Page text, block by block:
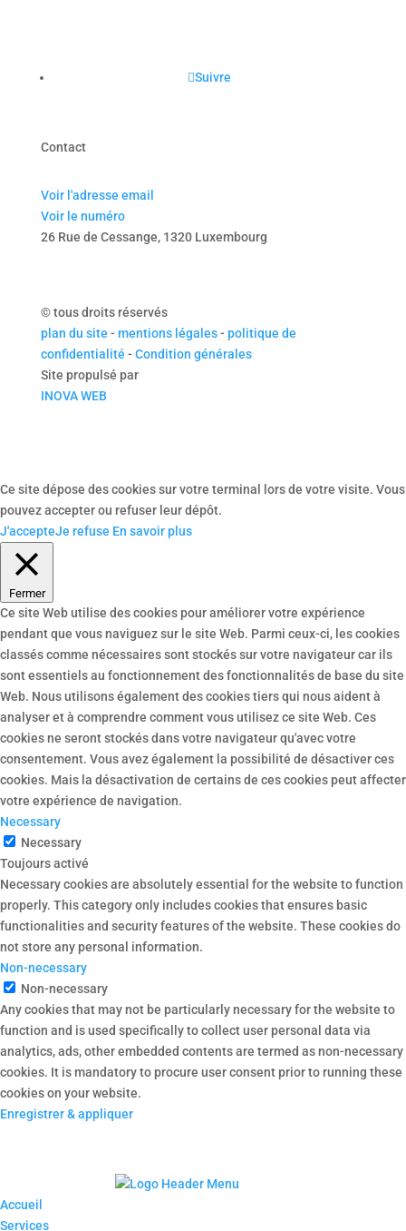
Suivre
Contact
Voir l'adresse email
Voir le numéro
26 Rue de Cessange, 1320 Luxembourg
© tous droits réservés
plan du site -mentions légales-politique de
confidentialité -Condition générales
Site propulsé par
INOVA WEB
Ce site dépose des cookies sur votre terminal lors de votre visite. Vous
pouvez accepter ou refuser leur dépôt.
J'accepteJe refuse En savoir plus
Fermer
Ce site Web utilise des cookies pour améliorer votre expérience
pendant que vous naviguez sur le site Web. Parmi ceux-ci, les cookies
classés comme nécessaires sont stockés sur votre navigateur car ils
sont essentiels au fonctionnement des fonctionnalités de base du site
Web. Nous utilisons également des cookies tiers qui nous aident à
analyser et à comprendre comment vous utilisez ce site Web. Ces
cookies ne seront stockés dans votre navigateur qu'avec votre
consentement. Vous avez également la possibilité de désactiver ces
cookies. Mais la désactivation de certains de ces cookies peut affecter
votre expérience de navigation.
Necessary
Necessary
Toujours activé
Necessary cookies are absolutely essential for the website to function
properly. This category only includes cookies that ensures basic
functionalities and security features of the website. These cookies do
not store any personal information.
Non-necessary
Non-necessary
Any cookies that may not be particularly necessary for the website to
function and is used specifically to collect user personal data via
analytics, ads, other embedded contents are termed as non-necessary
cookies. It is mandatory to procure user consent prior to running these
cookies on your website.
Enregistrer & appliquer
Accueil
Services